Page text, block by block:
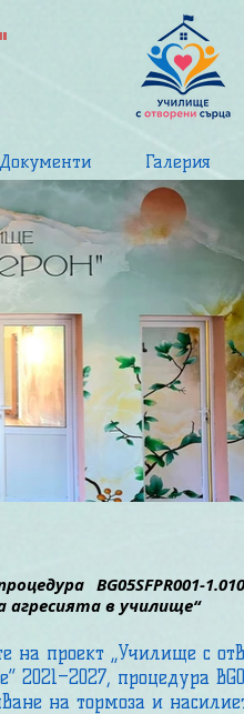
Документи Галерия
в училище“
проект „Училище с
2021–2027, процедура
на тормоза и